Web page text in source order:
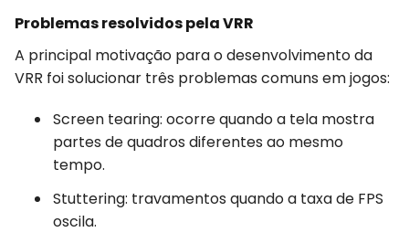
Problemas resolvidos pela VRR
A principal motivação para o desenvolvimento da
VRR foi solucionar três problemas comuns em jogos:
Screen tearing: ocorre quando a tela mostra
partes de quadros diferentes ao mesmo
tempo.
Stuttering: travamentos quando a taxa de FPS
oscila.